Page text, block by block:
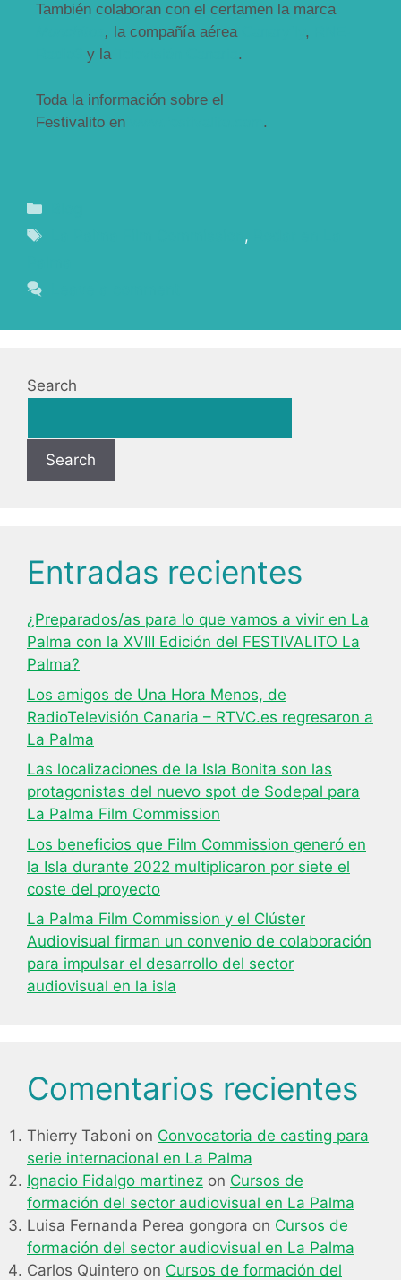
También colaboran con el certamen la marca
, la compañía aérea ,
y la .
Toda la información sobre el
Festivalito en
.
,
Search
Search
Entradas recientes
¿Preparados/as para lo que vamos a vivir en La
Palma con la XVIII Edición del FESTIVALITO La
Palma?
Los amigos de Una Hora Menos, de
RadioTelevisión Canaria – RTVC.es regresaron a
La Palma
Las localizaciones de la Isla Bonita son las
protagonistas del nuevo spot de Sodepal para
La Palma Film Commission
Los beneficios que Film Commission generó en
la Isla durante 2022 multiplicaron por siete el
coste del proyecto
La Palma Film Commission y el Clúster
Audiovisual firman un convenio de colaboración
para impulsar el desarrollo del sector
audiovisual en la isla
Comentarios recientes
Thierry Taboni on Convocatoria de casting para
serie internacional en La Palma
Ignacio Fidalgo martinez on Cursos de
formación del sector audiovisual en La Palma
Luisa Fernanda Perea gongora on Cursos de
formación del sector audiovisual en La Palma
Carlos Quintero on Cursos de formación del